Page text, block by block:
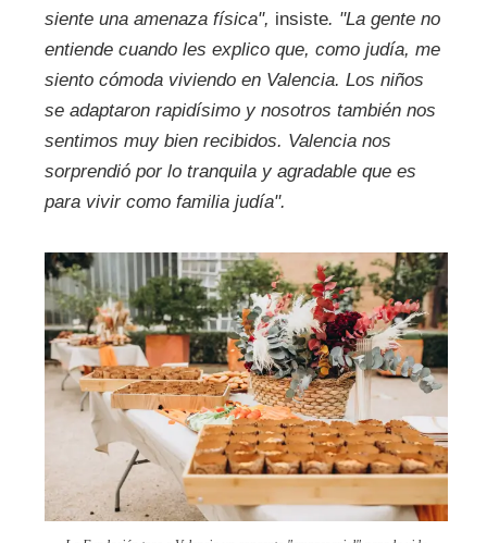
siente una amenaza física", insiste. "La gente no
entiende cuando les explico que, como judía, me
siento cómoda viviendo en Valencia. Los niños
se adaptaron rapidísimo y nosotros también nos
sentimos muy bien recibidos. Valencia nos
sorprendió por lo tranquila y agradable que es
para vivir como familia judía".